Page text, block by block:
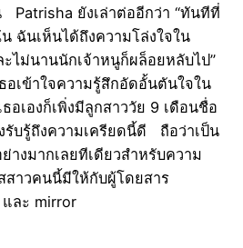
Patrisha ยังเล่าต่ออีกว่า “ทันทีที่
ฉันเห็นได้ถึงความโล่งใจใน
ไม่นานนักเจ้าหนูก็ผล็อยหลับไป”
อเข้าใจความรู้สึกอัดอั้นตันใจใน
อเองก็เพิ่งมีลูกสาววัย 9 เดือนชื่อ
รับรู้ถึงความเครียดนี้ดี ถือว่าเป็น
างมากเลยทีเดียวสำหรับความ
สาวคนนี้มีให้กับผู้โดยสาร
ละ mirror